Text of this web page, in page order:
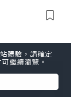
體驗，請確定
繼續瀏覽。